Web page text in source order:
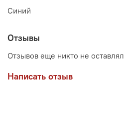
Синий
Отзывы
Отзывов еще никто не оставлял
Написать отзыв